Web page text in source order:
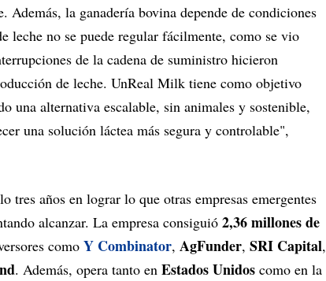
Además, la ganadería bovina depende de condiciones
leche no se puede regular fácilmente, como se vio
de la cadena de suministro hicieron
de leche. UnReal Milk tiene como objetivo
una alternativa escalable, sin animales y sostenible,
una solución láctea más segura y controlable",
tres años en lograr lo que otras empresas emergentes
alcanzar. La empresa consiguió 2,36 millones de
como Y Combinator, AgFunder, SRI Capital,
. Además, opera tanto en Estados Unidos como en la